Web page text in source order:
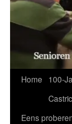
Home
100-
Eens